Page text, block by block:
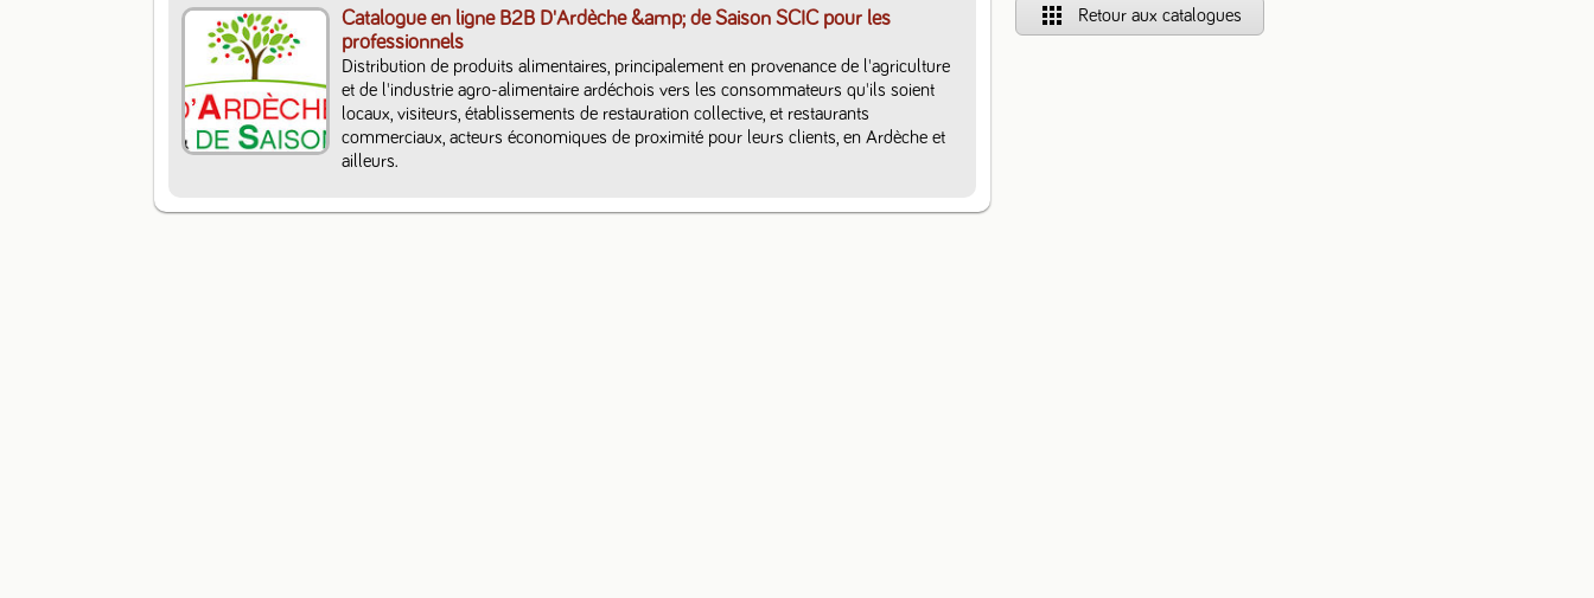
Catalogue en ligne B2B D'Ardèche &amp; de Saison SCIC pour les
professionnels
Distribution de produits alimentaires, principalement en provenance de l'agriculture
et de l'industrie agro-alimentaire ardéchois vers les consommateurs qu'ils soient
locaux, visiteurs, établissements de restauration collective, et restaurants
commerciaux, acteurs économiques de proximité pour leurs clients, en Ardèche et
ailleurs.
apps Retour aux catalogues